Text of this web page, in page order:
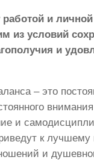
и
из условий
и
– это
и
к лучшему
и